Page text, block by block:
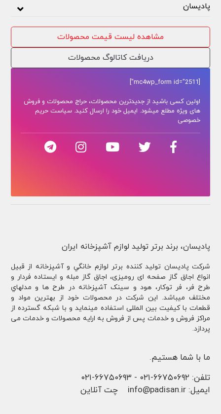
پادیسان
مشاهده لیست قیمت محصولات
دریافت کاتالوگ محصولات
[mc4wp_form id="2511"]
اولین کسی باشید از جدیدترین محصولات، حراج محصولات و فروش
های ویژه مطلع میشود. ایمیل خود را ارسال کنید. سیاست حریم
خصوصی
پادیسان، برند برتر تولید لوازم آشپزخانه ایران
شركت پادیسان توليد کننده برتر لوازم خانگي و آشپزخانه از قبيل
انواع اجاق گاز صفحه ای رومیزی، اجاق گاز مبله و ایستاده فردار و
طرح فر، فر توكار، هود و سینک آشپزخانه در طرح ها و مدلهاي
مختلف ميباشد. این شرکت در محصولات خود از بهترین مواد و
قطعات با کیفیت بین المللی استفاده مینماید و با شبکه گسترده از
مراکز فروش و خدمات پس از فروش به ارایه محصولات و خدمات می
پردازد.
ما با شما هستیم.
تلفن: ۶۶۷۵۰۶۹۲-۰۲۱ - ۶۶۷۵۰۶۹۳-۰۲۱
ایمیل: info@padisan.ir چت آنلاین